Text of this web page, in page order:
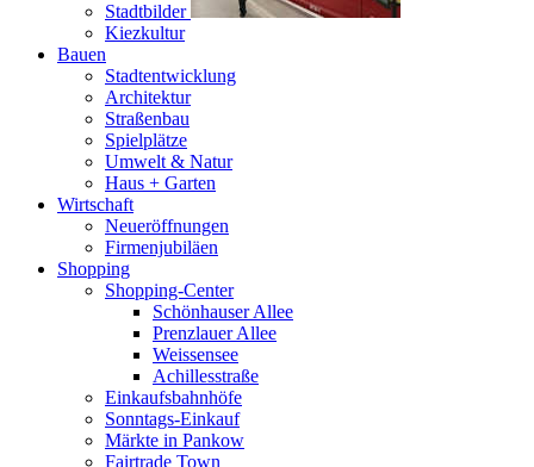
Stadtbilder
Kiezkultur
Bauen
Stadtentwicklung
Architektur
Straßenbau
Spielplätze
Umwelt & Natur
Haus + Garten
Wirtschaft
Neueröffnungen
Firmenjubiläen
Shopping
Shopping-Center
Schönhauser Allee
Prenzlauer Allee
Weissensee
Achillesstraße
Einkaufsbahnhöfe
Sonntags-Einkauf
Märkte in Pankow
Fairtrade Town